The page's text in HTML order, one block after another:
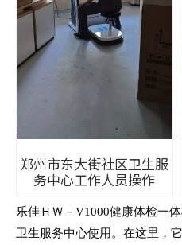
郑州市东大街社区卫生服
务中心工作人员操作
乐佳ＨＷ－V1000健康体检一
卫生服务中心使用。在这里，